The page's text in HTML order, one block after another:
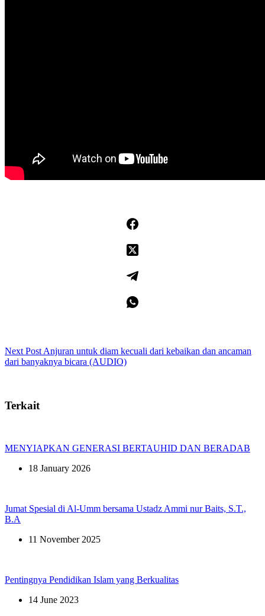
Next Post Anjuran untuk diam kecuali dari kebaikan dan ancaman
dari banyaknya bicara (AUDIO)
Terkait
MENYIAPKAN GENERASI BERTAUHID DAN BERADAB
18 January 2026
Jumat Spesial di Al-Umm bersama Ustadz Ammi nur Baits, S.T.,
B.A
11 November 2025
Pentingnya Pendidikan Islam yang Berkualitas
14 June 2023